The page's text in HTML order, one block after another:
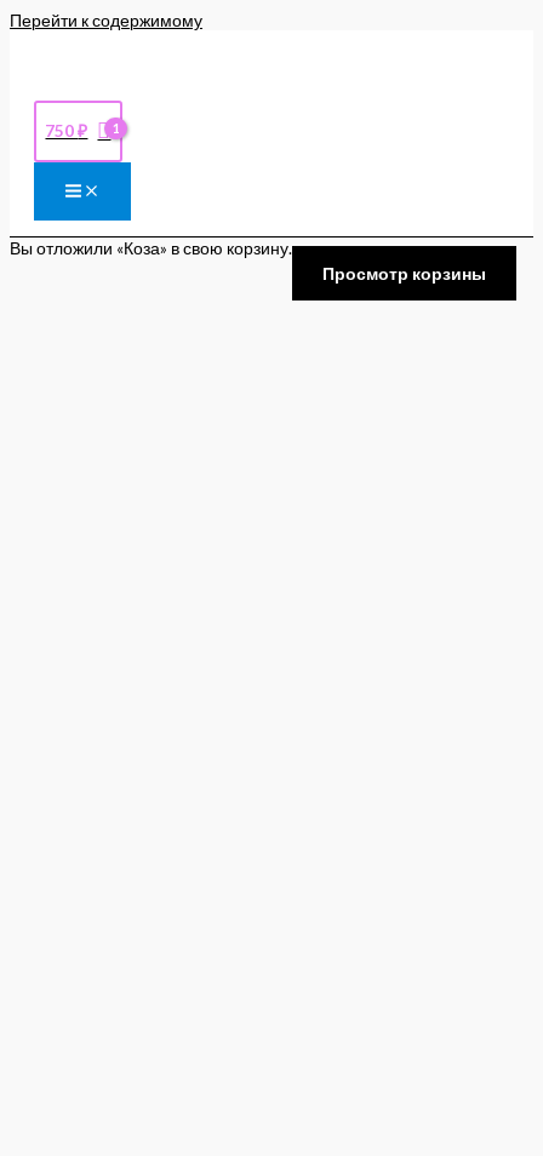
Перейти к содержимому
750₽
Вы отложили «Коза» в свою корзину.
Просмотр корзины